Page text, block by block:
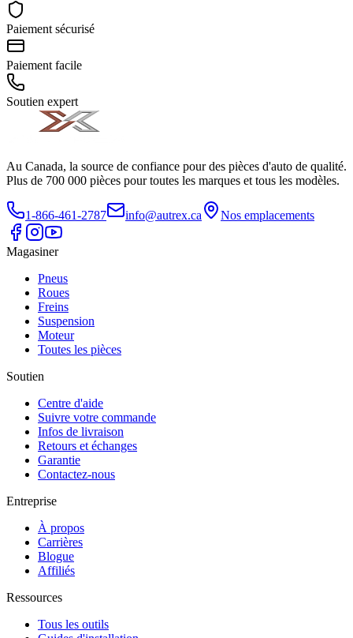
Paiement sécurisé
Paiement facile
Soutien expert
Au Canada, la source de confiance pour des pièces d'auto de qualité.
Plus de 700 000 pièces pour toutes les marques et tous les modèles.
1-866-461-2787 info@autrex.ca Nos emplacements
Magasiner
Pneus
Roues
Freins
Suspension
Moteur
Toutes les pièces
Soutien
Centre d'aide
Suivre votre commande
Infos de livraison
Retours et échanges
Garantie
Contactez-nous
Entreprise
À propos
Carrières
Blogue
Affiliés
Ressources
Tous les outils